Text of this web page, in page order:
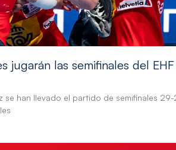
jugarán las semifinales del EHF
se han llevado el partido de semifinales 29-